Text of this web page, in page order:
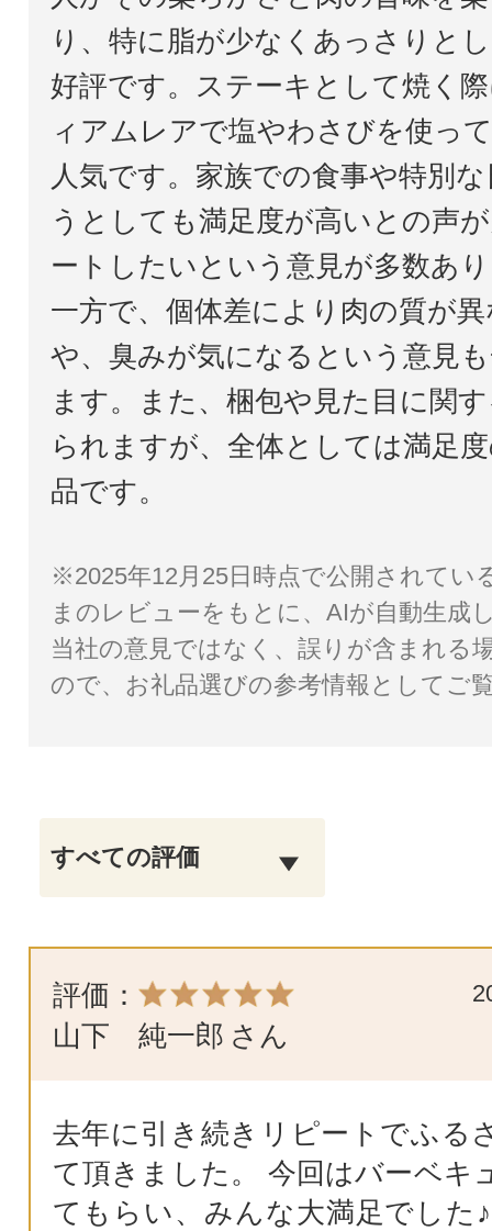
り、特に脂が少なくあっさりと
好評です。ステーキとして焼く
ィアムレアで塩やわさびを使っ
人気です。家族での食事や特別
うとしても満足度が高いとの声
ートしたいという意見が多数あ
一方で、個体差により肉の質が
や、臭みが気になるという意見
ます。また、梱包や見た目に関
られますが、全体としては満足
品です。
※2025年12月25日時点で公開されてい
まのレビューをもとに、AIが自動生成
当社の意見ではなく、誤りが含まれる
ので、お礼品選びの参考情報としてご
評価：
山下 純一郎 さん
去年に引き続きリピートでふる
て頂きました。 今回はバーベキ
てもらい、みんな大満足でした